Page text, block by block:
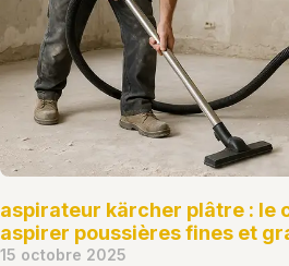
aspirateur kärcher plâtre : le
aspirer poussières fines et
15 octobre 2025